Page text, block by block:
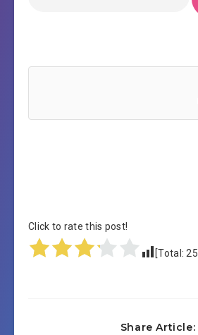
Click to rate this post!
[Total:25
Share Article: